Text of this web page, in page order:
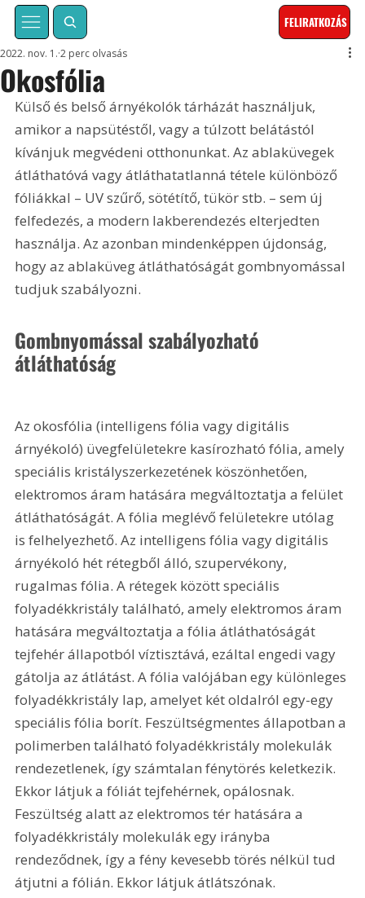
FELIRATKOZÁS
Okosfólia
2022. nov. 1. 2 perc olvasás
Külső és belső árnyékolók tárházát használjuk,
amikor a napsütéstől, vagy a túlzott belátástól
kívánjuk megvédeni otthonunkat. Az ablaküvegek
átláthatóvá vagy átláthatatlanná tétele különböző
fóliákkal – UV szűrő, sötétítő, tükör stb. – sem új
felfedezés, a modern lakberendezés elterjedten
használja. Az azonban mindenképpen újdonság,
hogy az ablaküveg átláthatóságát gombnyomással
tudjuk szabályozni.
Gombnyomással szabályozható
átláthatóság
Az okosfólia (intelligens fólia vagy digitális
árnyékoló) üvegfelületekre kasírozható fólia, amely
speciális kristályszerkezetének köszönhetően,
elektromos áram hatására megváltoztatja a felület
átláthatóságát. A fólia meglévő felületekre utólag
is felhelyezhető. Az intelligens fólia vagy digitális
árnyékoló hét rétegből álló, szupervékony,
rugalmas fólia. A rétegek között speciális
folyadékkristály található, amely elektromos áram
hatására megváltoztatja a fólia átláthatóságát
tejfehér állapotból víztisztává, ezáltal engedi vagy
gátolja az átlátást. A fólia valójában egy különleges
folyadékkristály lap, amelyet két oldalról egy-egy
speciális fólia borít. Feszültségmentes állapotban a
polimerben található folyadékkristály molekulák
rendezetlenek, így számtalan fénytörés keletkezik.
Ekkor látjuk a fóliát tejfehérnek, opálosnak.
Feszültség alatt az elektromos tér hatására a
folyadékkristály molekulák egy irányba
rendeződnek, így a fény kevesebb törés nélkül tud
átjutni a fólián. Ekkor látjuk átlátszónak.